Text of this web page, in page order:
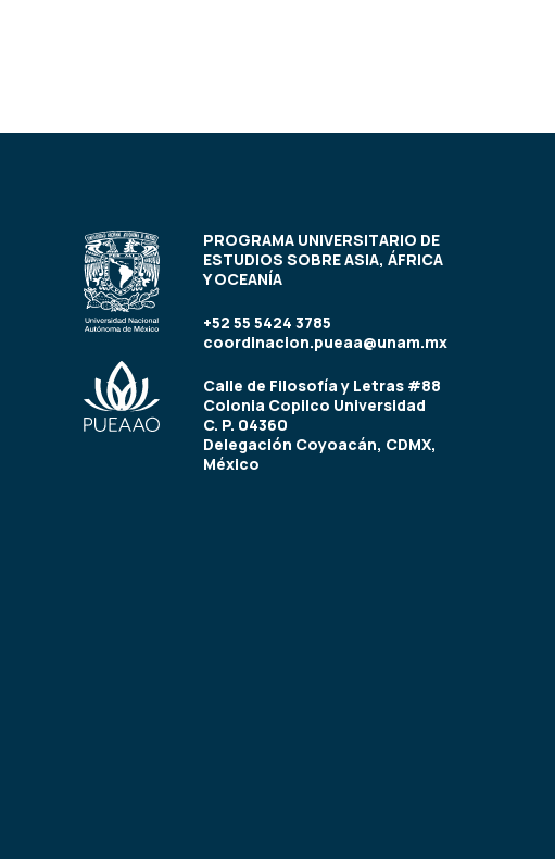
PROGRAMA UNIVERSITARIO DE
ESTUDIOS SOBRE ASIA, ÁFRICA
Y OCEANÍA
+52 55 5424 3785
coordinacion.pueaa@unam.mx
Calle de Filosofía y Letras #88
Colonia Copilco Universidad
C. P. 04360
Delegación Coyoacán, CDMX,
México